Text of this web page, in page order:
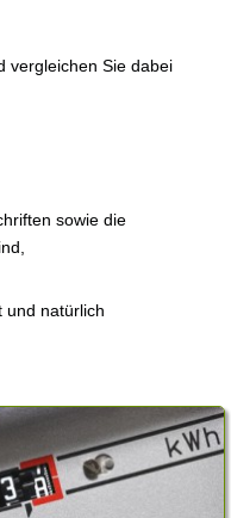
vergleichen Sie dabei
sowie die
und natürlich